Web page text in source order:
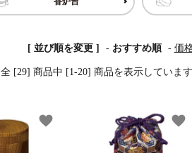
袴椅子・机・その
[ 並び順を変更 ] - おすすめ順 - 価
全 [29] 商品中 [1-20] 商品を表示しています
favorite favorite